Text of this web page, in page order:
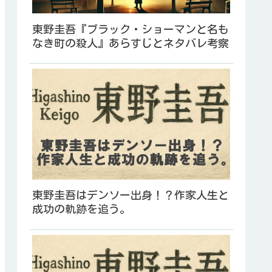
東野圭吾『ブラック・ショーマンと名も
なき町の殺人』あらすじとネタバレ考察
東野圭吾はデンソー出身！？作家人生と
成功の軌跡を追う。